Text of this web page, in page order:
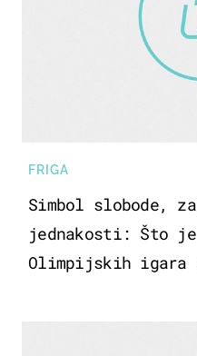
FRIGA
Simbol slobode,
jednakosti: Što je
Olimpijskih igara